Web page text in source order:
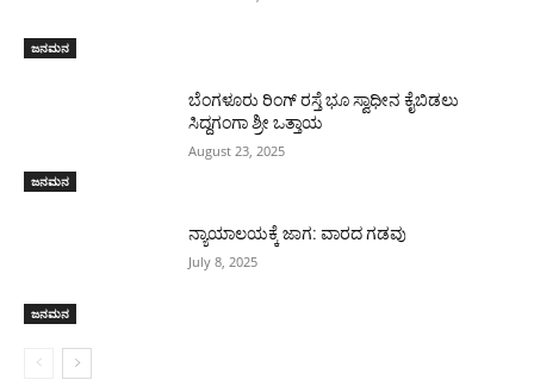
ಜನಮನ
ಜನಮನ
ಬೆಂಗಳೂರು ರಿಂಗ್ ರಸ್ತೆ ಭೂ ಸ್ವಾಧೀನ ಕೈಬಿಡಲು
ಸಿದ್ದಗಂಗಾ ಶ್ರೀ ಒತ್ತಾಯ
August 23, 2025
ಜನಮನ
ನ್ಯಾಯಾಲಯಕ್ಕೆ ಜಾಗ: ವಾರದ ಗಡವು
July 8, 2025